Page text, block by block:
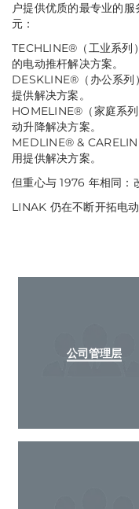
户提供优质的最专业的
元：
TECHLINE®（工业系列
的电动推杆解决方案。
DESKLINE®（办公系列
提供解决方案。
HOMELINE®（家庭系
动升降解决方案。
MEDLINE® &
用提供解决方案。
但重心与 1976 年相同：
LINAK 仍在不断开拓电
公司管理层